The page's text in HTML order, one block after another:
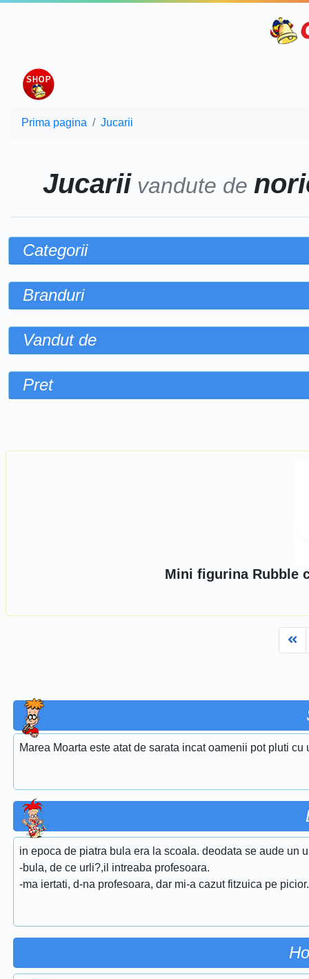
Prima pagina Jucarii
Jucariivandute de
Categorii
Branduri
Vandut de
Pret
Mini figurina Rubble
Marea Moarta este atat de sarata incat oamenii pot pluti cu
in epoca de piatra bula era la scoala. deodata se aude un
-bula, de ce urli?,il intreaba profesoara.
-ma iertati, d-na profesoara, dar mi-a cazut fitzuica pe